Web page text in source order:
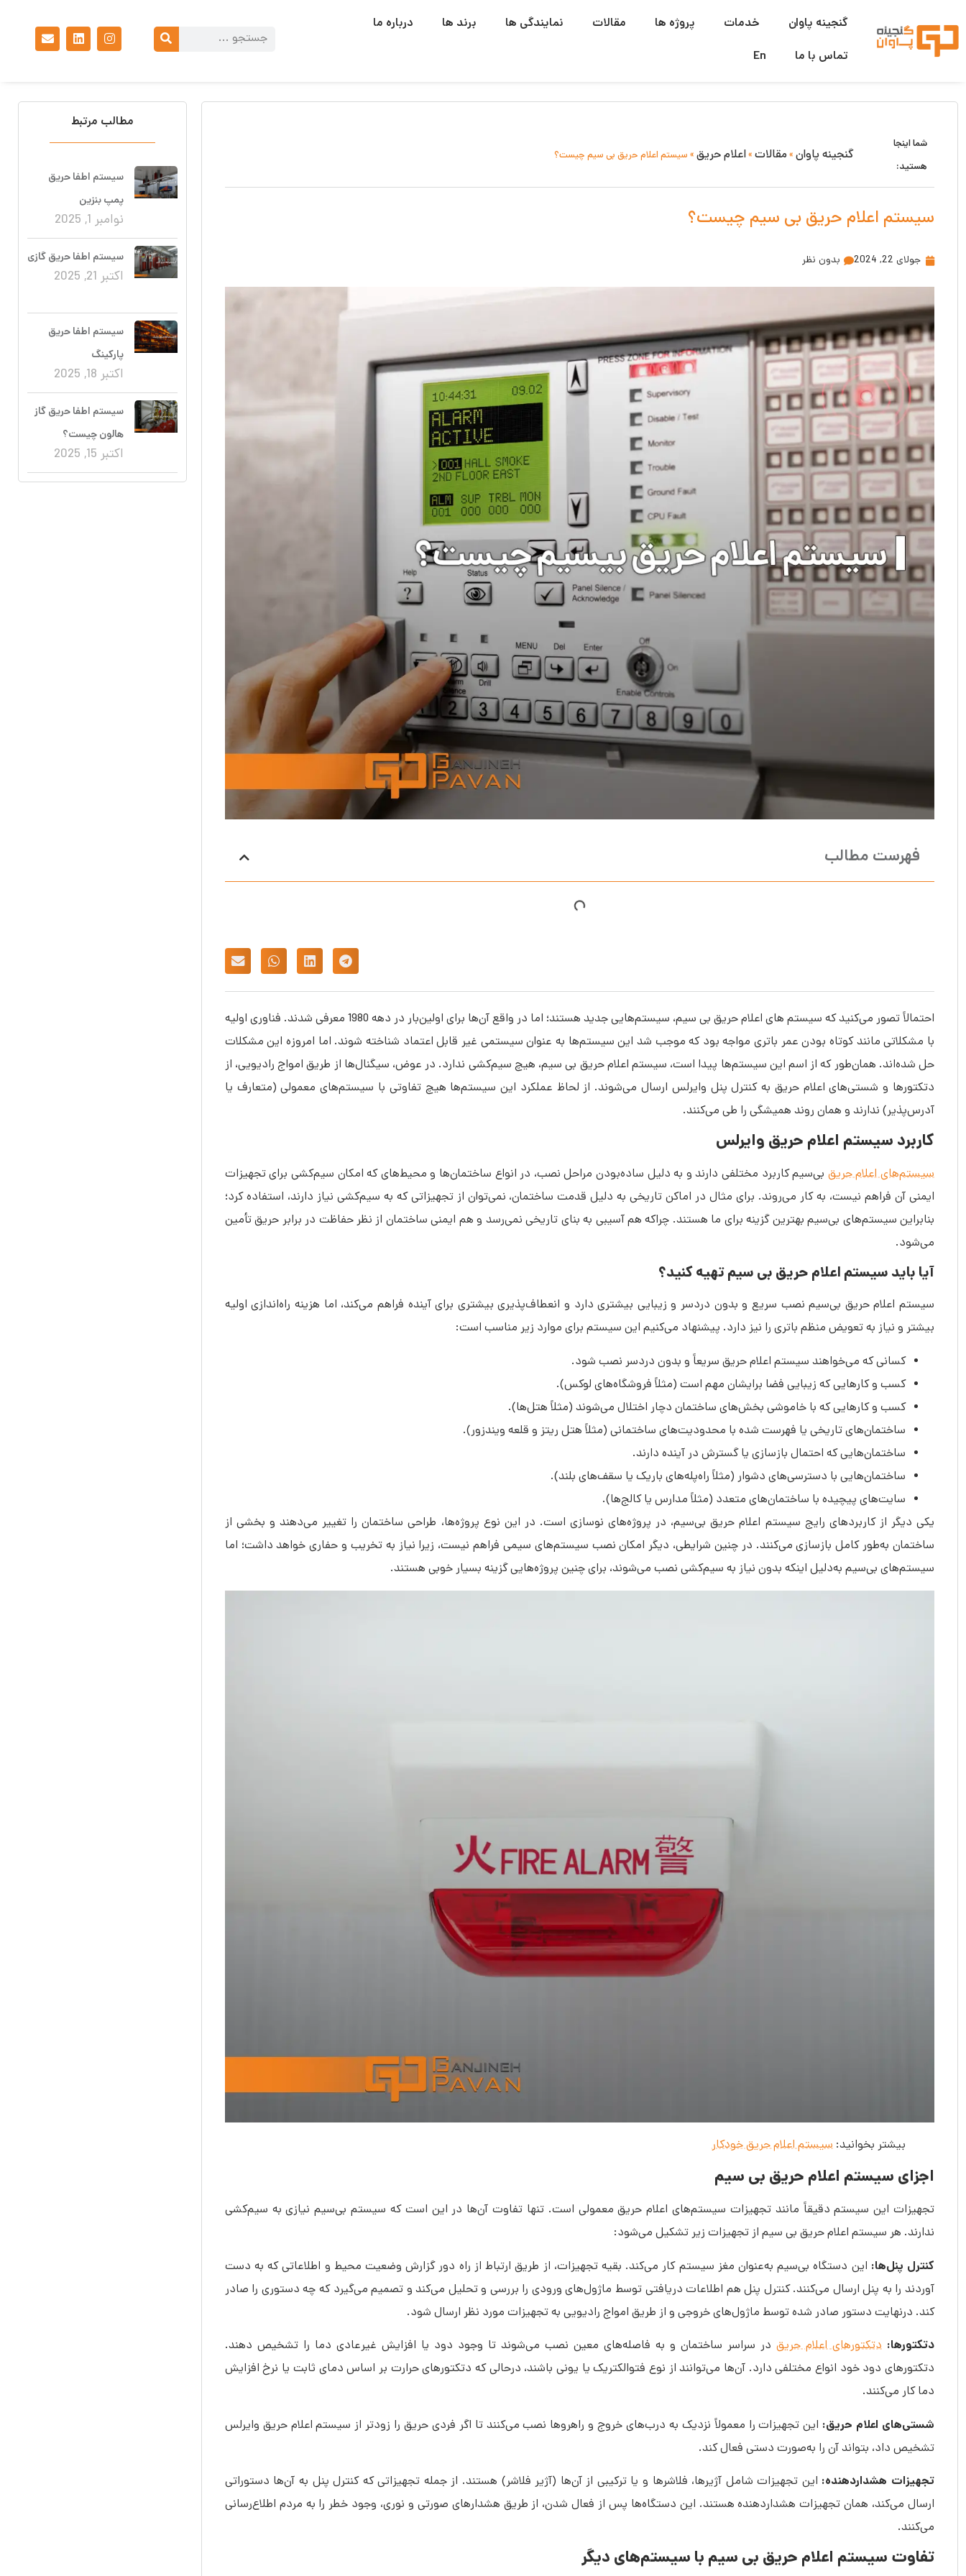
گنجینه پاوان خدمات پروژه ها مقالات نمایندگی ها برند ها
درباره ما
تماس با ما
En
شما اینجا
هستید:
گنجینه پاوان » مقالات »اعلام حریق » سیستم اعلام حریق بی سیم چیست؟
سیستم اعلام حریق بی سیم چیست؟
جولای 22, 2024 بدون نظر
فهرست مطالب
احتمالاً تصور می‌کنید که سیستم های اعلام حریق بی سیم، سیستم‌هایی جدید هستند؛ اما در واقع آن‌ها برای اولین‌بار در دهه 1980 معرفی شدند. فناوری اولیه
با مشکلاتی مانند کوتاه بودن عمر باتری مواجه بود که موجب شد این سیستم‌ها به عنوان سیستمی غیر قابل اعتماد شناخته شوند. اما امروزه این مشکلات
حل شده‌اند. همان‌طور که از اسم این سیستم‌ها پیدا است، سیستم اعلام حریق بی سیم، هیچ سیم‌کشی ندارد. در عوض، سیگنال‌ها از طریق امواج رادیویی، از
دتکتورها و شستی‌های اعلام حریق به کنترل پنل وایرلس ارسال می‌شوند. از لحاظ عملکرد این سیستم‌ها هیچ تفاوتی با سیستم‌های معمولی (متعارف یا
آدرس‌پذیر) ندارند و همان روند همیشگی را طی می‌کنند.
کاربرد سیستم اعلام حریق وایرلس
سیستم‌های اعلام حریق بی‌سیم کاربرد مختلفی دارند و به دلیل ساده‌بودن مراحل نصب، در انواع ساختمان‌ها و محیط‌های که امکان سیم‌کشی برای تجهیزات
ایمنی آن فراهم نیست، به کار می‌روند. برای مثال در اماکن تاریخی به دلیل قدمت ساختمان، نمی‌توان از تجهیزاتی که به سیم‌کشی نیاز دارند، استفاده کرد؛
بنابراین سیستم‌های بی‌سیم بهترین گزینه برای ما هستند. چراکه هم آسیبی به بنای تاریخی نمی‌رسد و هم ایمنی ساختمان از نظر حفاظت در برابر حریق تأمین
می‌شود.
آیا باید سیستم اعلام حریق بی سیم تهیه کنید؟
سیستم اعلام حریق بی‌سیم نصب سریع و بدون دردسر و زیبایی بیشتری دارد و انعطاف‌پذیری بیشتری برای آینده فراهم می‌کند، اما هزینه راه‌اندازی اولیه
بیشتر و نیاز به تعویض منظم باتری را نیز دارد. پیشنهاد می‌کنیم این سیستم برای موارد زیر مناسب است:
کسانی که می‌خواهند سیستم اعلام حریق سریعاً و بدون دردسر نصب شود.
کسب و کارهایی که زیبایی فضا برایشان مهم است (مثلاً فروشگاه‌های لوکس).
کسب و کارهایی که با خاموشی بخش‌های ساختمان دچار اختلال می‌شوند (مثلاً هتل‌ها).
ساختمان‌های تاریخی یا فهرست شده با محدودیت‌های ساختمانی (مثلاً هتل ریتز و قلعه ویندزور).
ساختمان‌هایی که احتمال بازسازی یا گسترش در آینده دارند.
ساختمان‌هایی با دسترسی‌های دشوار (مثلاً راه‌پله‌های باریک یا سقف‌های بلند).
سایت‌های پیچیده با ساختمان‌های متعدد (مثلاً مدارس یا کالج‌ها).
یکی دیگر از کاربردهای رایج سیستم اعلام حریق بی‌سیم، در پروژه‌های نوسازی است. در این نوع پروژه‌ها، طراحی ساختمان را تغییر می‌دهند و بخشی از
ساختمان به‌طور کامل بازسازی می‌کنند. در چنین شرایطی، دیگر امکان نصب سیستم‌های سیمی فراهم نیست، زیرا نیاز به تخریب و حفاری خواهد داشت؛ اما
سیستم‌های بی‌سیم به‌دلیل اینکه بدون نیاز به سیم‌کشی نصب می‌شوند، برای چنین پروژه‌هایی گزینه بسیار خوبی هستند.
بیشتر بخوانید: سیستم اعلام حریق خودکار
اجزای سیستم اعلام حریق بی سیم
تجهیزات این سیستم دقیقاً مانند تجهیزات سیستم‌های اعلام حریق معمولی است. تنها تفاوت آن‌ها در این است که سیستم بی‌سیم نیازی به سیم‌کشی
ندارند. هر سیستم اعلام حریق بی سیم از تجهیزات زیر تشکیل می‌شود:
کنترل پنل‌ها: این دستگاه بی‌سیم به‌عنوان مغز سیستم کار می‌کند. بقیه تجهیزات، از طریق ارتباط از راه دور گزارش وضعیت محیط و اطلاعاتی که به دست
آوردند را به پنل ارسال می‌کنند. کنترل پنل هم اطلاعات دریافتی توسط ماژول‌های ورودی را بررسی و تحلیل می‌کند و تصمیم می‌گیرد که چه دستوری را صادر
کند. درنهایت دستور صادر شده توسط ماژول‌های خروجی و از طریق امواج رادیویی به تجهیزات مورد نظر ارسال شود.
دتکتورها: دتکتورهای اعلام حریق در سراسر ساختمان و به فاصله‌های معین نصب می‌شوند تا وجود دود یا افزایش غیرعادی دما را تشخیص دهند.
دتکتورهای دود خود انواع مختلفی دارد. آن‌ها می‌توانند از نوع فتوالکتریک یا یونی باشند، درحالی ‌که دتکتورهای حرارت بر اساس دمای ثابت یا نرخ افزایش
دما کار می‌کنند.
شستی‌های اعلام حریق: این تجهیزات را معمولاً نزدیک به درب‌های خروج و راهروها نصب می‌کنند تا اگر فردی حریق را زودتر از سیستم اعلام حریق وایرلس
تشخیص داد، بتواند آن را به‌صورت دستی فعال کند.
تجهیزات هشداردهنده: این تجهیزات شامل آژیرها، فلاشرها و یا ترکیبی از آن‌ها (آژیر فلاشر) هستند. از جمله تجهیزاتی که کنترل پنل به آن‌ها دستوراتی
ارسال می‌کند، همان تجهیزات هشداردهنده هستند. این دستگاه‌ها پس از فعال شدن، از طریق هشدارهای صورتی و نوری، وجود خطر را به مردم اطلاع‌رسانی
می‌کنند.
تفاوت سیستم اعلام حریق بی سیم با سیستم‌های دیگر
مطالب مرتبط
سیستم اطفا حریق
پمپ بنزین
نوامبر 1, 2025
سیستم اطفا حریق گازی
اکتبر 21, 2025
سیستم اطفا حریق
پارکینگ
اکتبر 18, 2025
سیستم اطفا حریق گاز
هالون چیست؟
اکتبر 15, 2025